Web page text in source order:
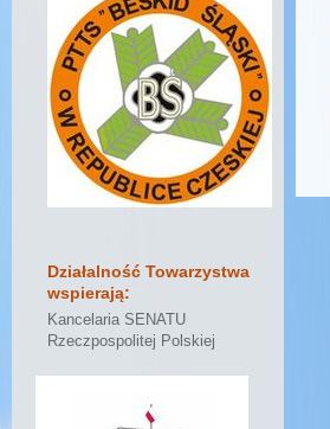
Działalność Towarzystwa
wspierają:
Kancelaria SENATU
Rzeczpospolitej Polskiej